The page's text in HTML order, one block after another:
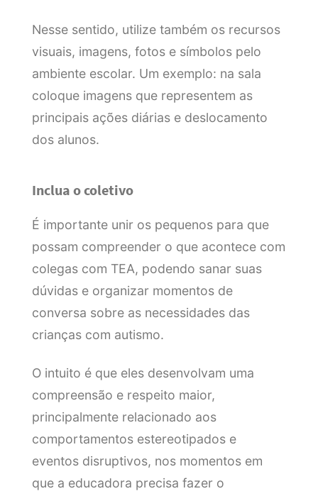
Nesse sentido, utilize também os recursos
visuais, imagens, fotos e símbolos pelo
ambiente escolar. Um exemplo: na sala
coloque imagens que representem as
principais ações diárias e deslocamento
dos alunos.
Inclua o coletivo
É importante unir os pequenos para que
possam compreender o que acontece com
colegas com TEA, podendo sanar suas
dúvidas e organizar momentos de
conversa sobre as necessidades das
crianças com autismo.
O intuito é que eles desenvolvam uma
compreensão e respeito maior,
principalmente relacionado aos
comportamentos estereotipados e
eventos disruptivos, nos momentos em
que a educadora precisa fazer o